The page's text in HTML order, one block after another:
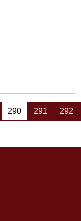
290 291 292